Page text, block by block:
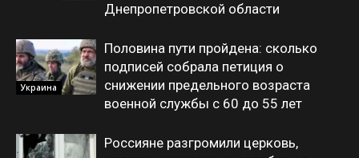
Днепропетровской области
Украина
Половина пути пройдена: сколько
подписей собрала петиция о
снижении предельного возраста
военной службы с 60 до 55 лет
Россияне разгромили церковь,